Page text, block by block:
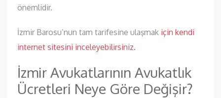
önemlidir.
İzmir Barosu’nun tam tarifesine ulaşmak için kendi
internet sitesini inceleyebilirsiniz.
İzmir Avukatlarının Avukatlık
Ücretleri Neye Göre Değişir?